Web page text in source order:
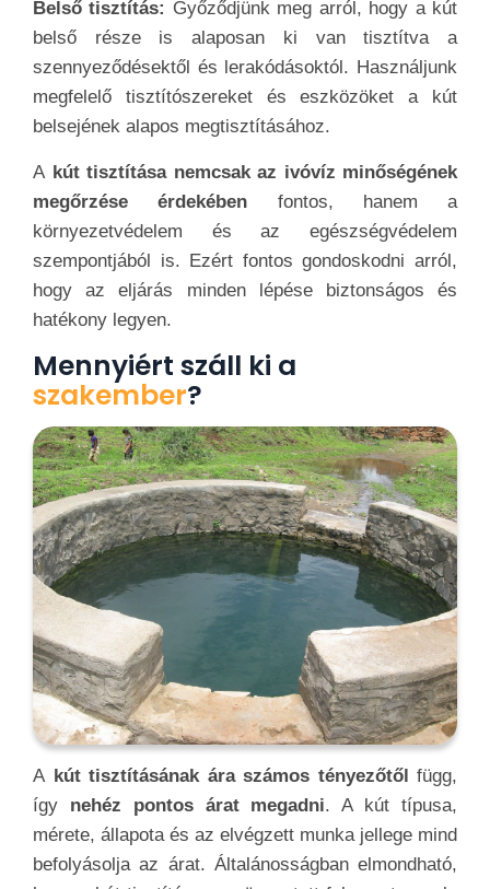
Belső tisztítás: Győződjünk meg arról, hogy a kút
belső része is alaposan ki van tisztítva a
szennyeződésektől és lerakódásoktól. Használjunk
megfelelő tisztítószereket és eszközöket a kút
belsejének alapos megtisztításához.
A kút tisztítása nemcsak az ivóvíz minőségének
megőrzése érdekében fontos, hanem a
környezetvédelem és az egészségvédelem
szempontjából is. Ezért fontos gondoskodni arról,
hogy az eljárás minden lépése biztonságos és
hatékony legyen.
Mennyiért száll ki a
szakember?
A kút tisztításának ára számos tényezőtől függ,
így nehéz pontos árat megadni. A kút típusa,
mérete, állapota és az elvégzett munka jellege mind
befolyásolja az árat. Általánosságban elmondható,